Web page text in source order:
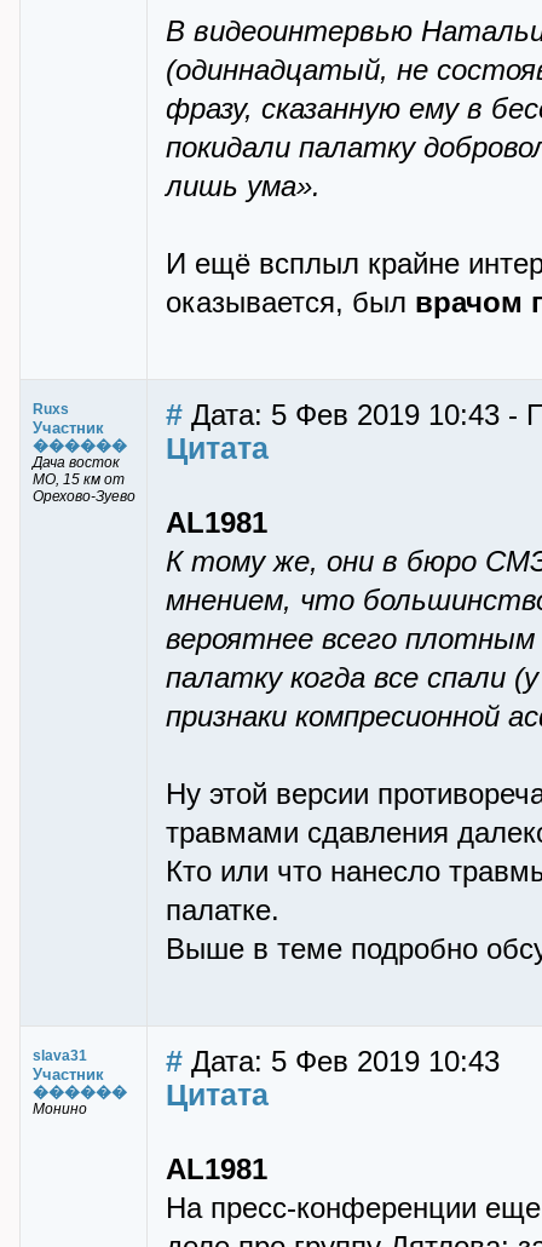
В видеоинтервью
(одиннадцатый, не
фразу, сказанную ему в
покидали палатку
лишь ума».
И ещё всплыл крайне
оказывается, был врачом
Ruxs
Участник
������
Дача восток
МО, 15 км от
Орехово-Зуево
# Дата: 5 Фев 2019 10:43 -
Цитата
AL1981
К тому же, они в бюро
мнением, что
вероятнее всего
палатку когда все спали
признаки компресионной
Ну этой версии
травмами сдавления
Кто или что нанесло
палатке.
Выше в теме подробно
slava31
Участник
������
Монино
# Дата: 5 Фев 2019 10:43
Цитата
AL1981
На пресс-конференции